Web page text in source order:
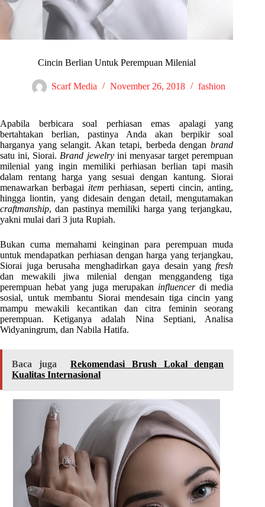
Cincin Berlian Untuk Perempuan Milenial
Scarf Media November 26, 2018 fashion
Apabila berbicara soal perhiasan emas apalagi yang
bertahtakan berlian, pastinya Anda akan berpikir soal
harganya yang selangit. Akan tetapi, berbeda denganbrand
satu ini, Siorai. Brand jewelryini menyasar target perempuan
milenial yang ingin memiliki perhiasan berlian tapi masih
dalam rentang harga yang sesuai dengan kantung. Siorai
menawarkan berbagai item perhiasan
seperti cincin, anting,
hingga liontin, yang didesain dengan detail, mengutamakan
craftmanship, dan pastinya memiliki harga yang terjangkau,
yakni mulai dari 3 juta Rupiah.
Bukan cuma memahami keinginan para perempuan muda
untuk mendapatkan perhiasan dengan harga yang terjangkau,
Siorai juga berusaha menghadirkan gaya desain yangfresh
dan mewakili jiwa milenial dengan menggandeng tiga
perempuan hebat yang juga merupakan influencerdi media
sosial, untuk membantu Siorai mendesain tiga cincin yang
mampu mewakili kecantikan dan citra feminin seorang
perempuan. Ketiganya adalah Nina Septiani, Analisa
Widyaningrum, dan Nabila Hatifa.
Baca juga
Rekomendasi Brush Lokal dengan
Kualitas Internasional